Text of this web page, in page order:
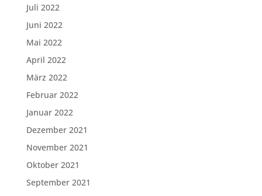
Juli 2022
Juni 2022
Mai 2022
April 2022
März 2022
Februar 2022
Januar 2022
Dezember 2021
November 2021
Oktober 2021
September 2021